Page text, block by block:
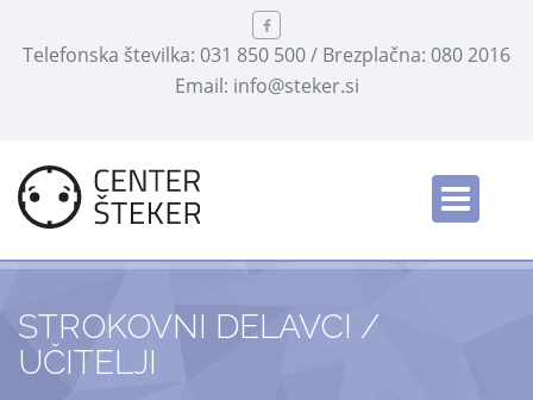
Telefonska številka: 031 850 500 / Brezplačna: 080 2016
Email: info@steker.si
STROKOVNI DELAVCI /
UČITELJI